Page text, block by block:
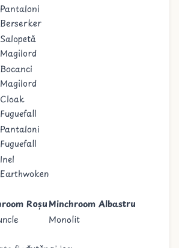
Pantaloni
Berserker
Salopetă
Magilord
Bocanci
Magilord
Cloak
Fuguefall
Pantaloni
Fuguefall
Inel
Earthwoken
RoșuMinchroom Albastru
Monolit